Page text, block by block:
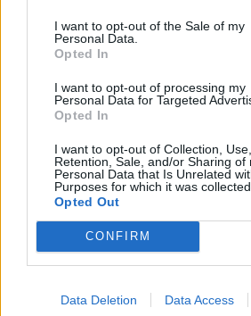
I want to opt-out of the Sale of my
Personal Data.
Opted In
I want to opt-out of processing my
Personal Data for Targeted
Opted In
I want to opt-out of Collection, Use,
Retention, Sale, and/or Sharing of
Personal Data that Is Unrelated
Purposes for which it was collected.
Opted Out
CONFIRM
Data Deletion Data Access
Sportiva in Srl
7 Ago 2026